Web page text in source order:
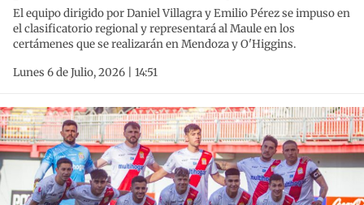
El equipo dirigido por Daniel Villagra y Emilio Pérez se impuso en
el clasificatorio regional y representará al Maule en los
certámenes que se realizarán en Mendoza y O'Higgins.
Lunes 6 de Julio, 2026 | 14:51